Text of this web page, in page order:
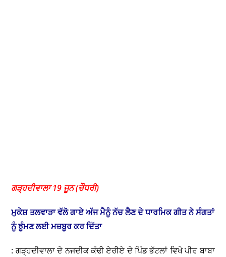
ਗੜ੍ਹਦੀਵਾਲਾ 19 ਜੂਨ (ਚੌਧਰੀ)
ਮੁਕੇਸ਼ ਤਲਵਾੜਾ ਵੱਲੋ ਗਾਏ ਅੱਜ ਮੈਨੂੰ ਨੱਚ ਲੈਣ ਦੇ ਧਾਰਮਿਕ ਗੀਤ ਨੇ ਸੰਗਤਾਂ
ਨੂੰ ਝੂੰਮਣ ਲਈ ਮਜ਼ਬੂਰ ਕਰ ਦਿੱਤਾ
: ਗੜ੍ਹਦੀਵਾਲਾ ਦੇ ਨਜਦੀਕ ਕੰਢੀ ਏਰੀਏ ਦੇ ਪਿੰਡ ਭੱਟਲਾਂ ਵਿਖੇ ਪੀਰ ਬਾਬਾ